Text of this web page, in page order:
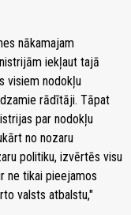
nākamajam
iekļaut tajā
visiem nodokļu
rādītāji. Tāpat
par nodokļu
no nozaru
politiku, izvērtēs visu
ne tikai pieejamos
valsts atbalstu,"